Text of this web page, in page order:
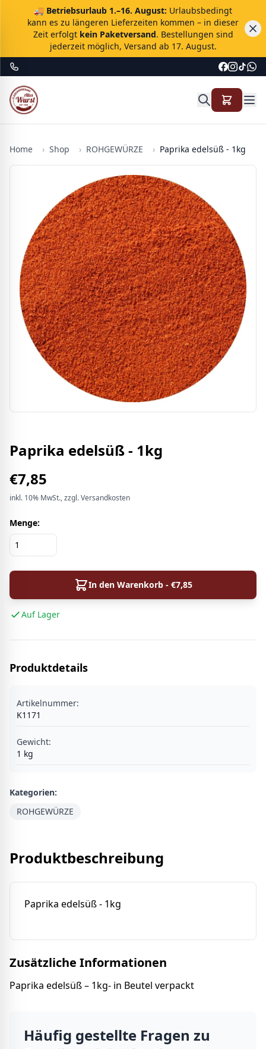
🚚 Betriebsurlaub 1.–16. August: Urlaubsbedingt
kann es zu längeren Lieferzeiten kommen – in dieser
Zeit erfolgt kein Paketversand. Bestellungen sind
jederzeit möglich, Versand ab 17. August.
Home › Shop › ROHGEWÜRZE › Paprika edelsüß - 1kg
Paprika edelsüß - 1kg
€7,85
inkl. 10% MwSt., zzgl. Versandkosten
Menge:
In den Warenkorb - €7,85
Auf Lager
Produktdetails
Artikelnummer:
K1171
Gewicht:
1 kg
Kategorien:
ROHGEWÜRZE
Produktbeschreibung
Paprika edelsüß - 1kg
Zusätzliche Informationen
Paprika edelsüß – 1kg- in Beutel verpackt
Häufig gestellte Fragen zu